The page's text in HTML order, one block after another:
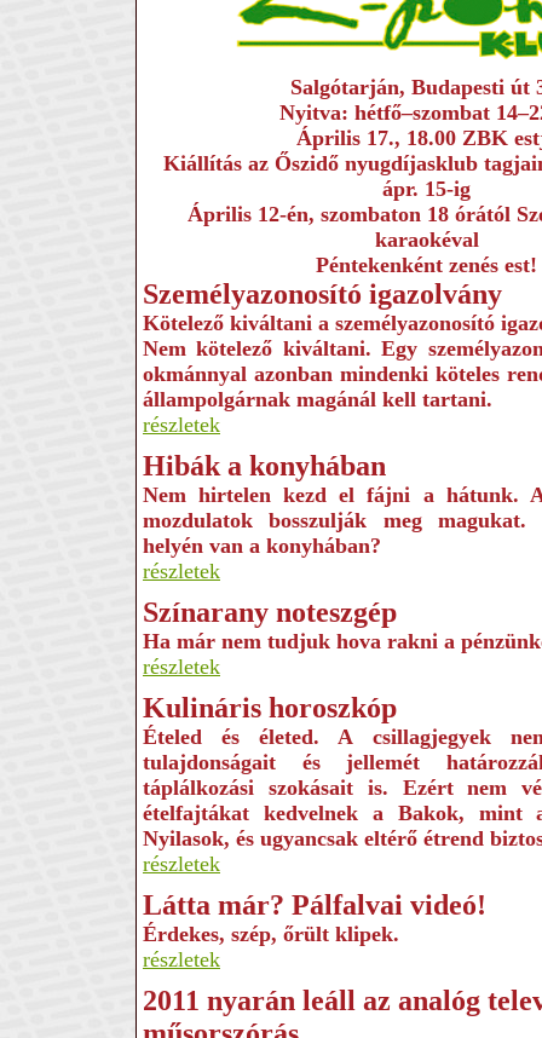
Salgótarján, Budapesti út
Nyitva: hétfő–szombat
Április 17., 18.00 ZBK
Kiállítás az Őszidő nyugdíjasklub
ápr. 15-ig
Április 12-én, szombaton 18 órától
karaokéval
Péntekenként zenés est!
Személyazonosító igazolvány
Kötelező kiváltani a személyazonosító
Nem kötelező kiváltani. Egy
okmánnyal azonban mindenki köteles
állampolgárnak magánál kell tartani.
részletek
Hibák a konyhában
Nem hirtelen kezd el fájni a hátunk.
mozdulatok bosszulják meg
helyén van a konyhában?
részletek
Színarany noteszgép
Ha már nem tudjuk hova rakni a
részletek
Kulináris horoszkóp
Ételed és életed. A csillagjegyek
tulajdonságait és jellemét
táplálkozási szokásait is. Ezért nem
ételfajtákat kedvelnek a Bakok, mint
Nyilasok, és ugyancsak eltérő étrend
részletek
Látta már? Pálfalvai videó!
Érdekes, szép, őrült klipek.
részletek
2011 nyarán leáll az analóg